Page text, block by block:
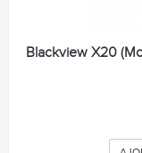
Blackview X20